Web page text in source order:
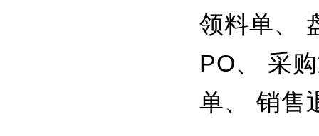
领料单、
PO、 采
单、 销售